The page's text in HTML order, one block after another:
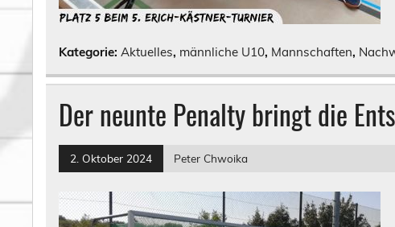
Kategorie: Aktuelles, männliche U10, Mannschaften,
Der neunte Penalty bringt die
2. Oktober 2024 Peter Chwoika